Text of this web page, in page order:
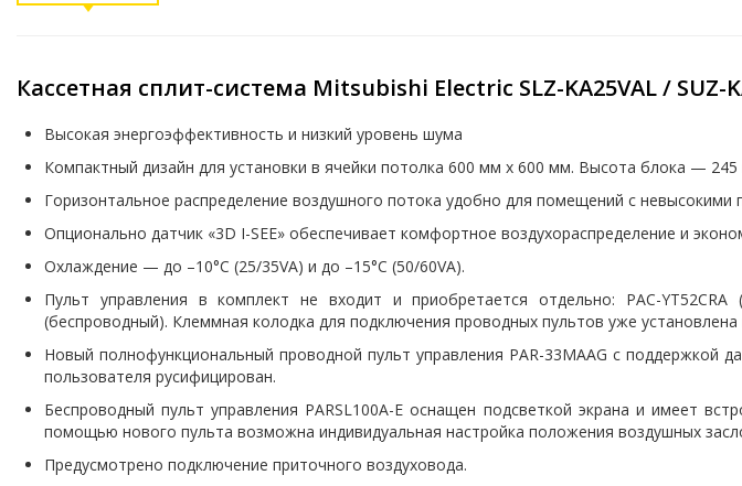
Кассетная сплит-система Mitsubishi Electric SLZ-KA25VAL / SUZ-
Высокая энергоэффективность и низкий уровень шума
Компактный дизайн для установки в ячейки потолка 600 мм x 600 мм. Высота блока —
Горизонтальное распределение воздушного потока удобно для помещений с невысокими
Опционально датчик «3D I-SEE» обеспечивает комфортное воздухораспределение и
Охлаждение — до –10°С (25/35VA) и до –15°С (50/60VA).
Пульт управления в комплект не входит и приобретается отдельно: PAC-
(беспроводный). Клеммная колодка для подключения проводных пультов уже установлена
Новый полнофункциональный проводной пульт управления PAR-33MAAG с поддержкой
пользователя русифицирован.
Беспроводный пульт управления PARSL100A-E оснащен подсветкой экрана и имеет
помощью нового пульта возможна индивидуальная настройка положения воздушных
Предусмотрено подключение приточного воздуховода.